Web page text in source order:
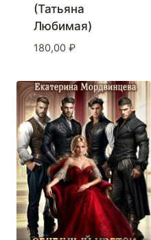
(Татьяна
Любимая)
180,00 ₽